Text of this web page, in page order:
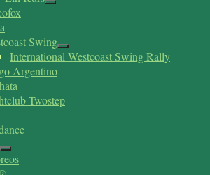
Swing
International Westcoast Swing Rally
Argentino
Twostep